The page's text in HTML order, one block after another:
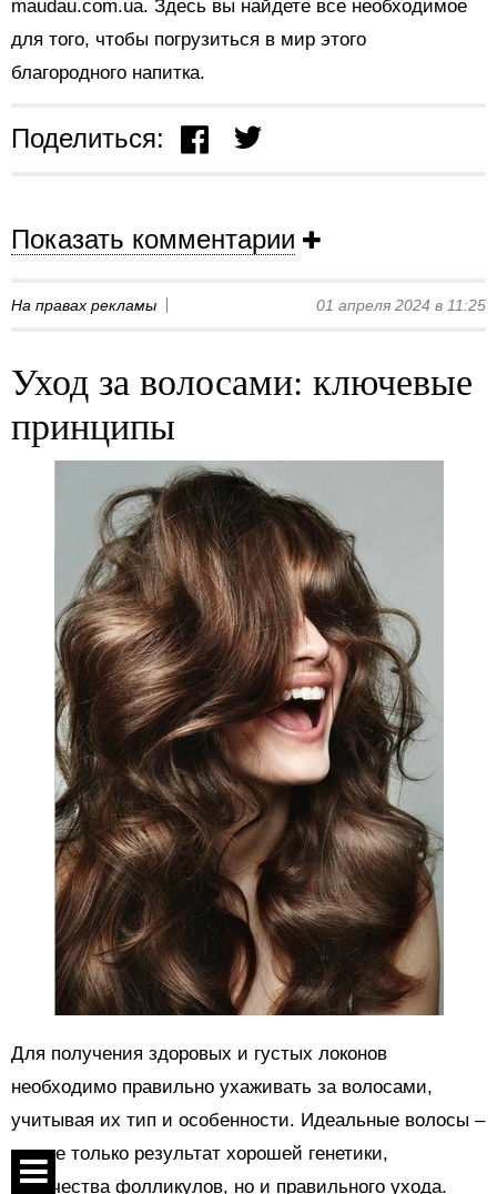
maudau.com.ua. Здесь вы найдете все необходимое
для того, чтобы погрузиться в мир этого
благородного напитка.
Поделиться:
Показать комментарии
На правах рекламы 01 апреля 2024 в 11:25
Уход за волосами: ключевые
принципы
Для получения здоровых и густых локонов
необходимо правильно ухаживать за волосами,
учитывая их тип и особенности. Идеальные волосы –
это не только результат хорошей генетики,
количества фолликулов, но и правильного ухода.